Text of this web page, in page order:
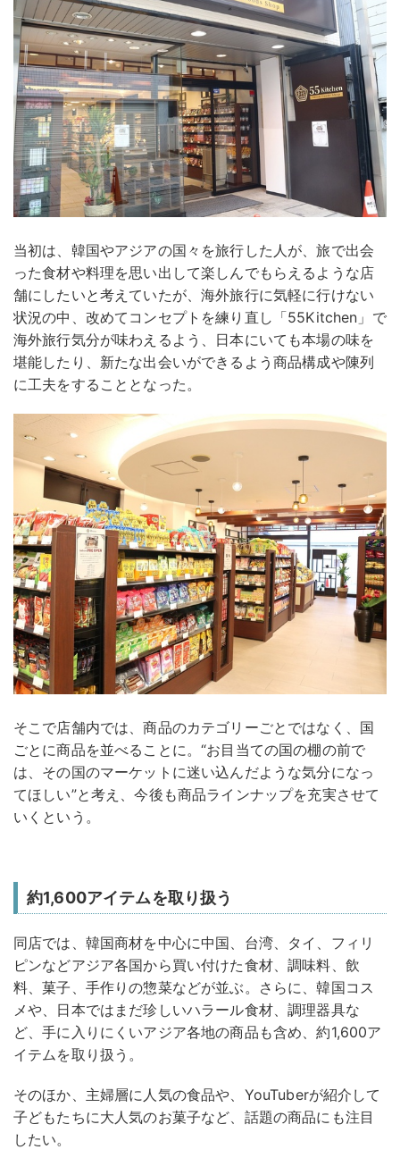
当初は、韓国やアジアの国々を旅行した人が、旅で出会
った食材や料理を思い出して楽しんでもらえるような店
舗にしたいと考えていたが、海外旅行に気軽に行けない
状況の中、改めてコンセプトを練り直し「55Kitchen」で
海外旅行気分が味わえるよう、日本にいても本場の味を
堪能したり、新たな出会いができるよう商品構成や陳列
に工夫をすることとなった。
そこで店舗内では、商品のカテゴリーごとではなく、国
ごとに商品を並べることに。“お目当ての国の棚の前で
は、その国のマーケットに迷い込んだような気分になっ
てほしい”と考え、今後も商品ラインナップを充実させて
いくという。
約1,600アイテムを取り扱う
同店では、韓国商材を中心に中国、台湾、タイ、フィリ
ピンなどアジア各国から買い付けた食材、調味料、飲
料、菓子、手作りの惣菜などが並ぶ。さらに、韓国コス
メや、日本ではまだ珍しいハラール食材、調理器具な
ど、手に入りにくいアジア各地の商品も含め、約1,600ア
イテムを取り扱う。
そのほか、主婦層に人気の食品や、YouTuberが紹介して
子どもたちに大人気のお菓子など、話題の商品にも注目
したい。